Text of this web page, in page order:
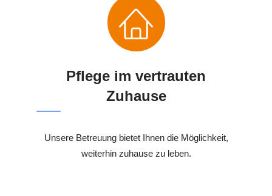
Pflege im vertrauten
Zuhause
Unsere Betreuung bietet Ihnen die Möglichkeit,
weiterhin zuhause zu leben.